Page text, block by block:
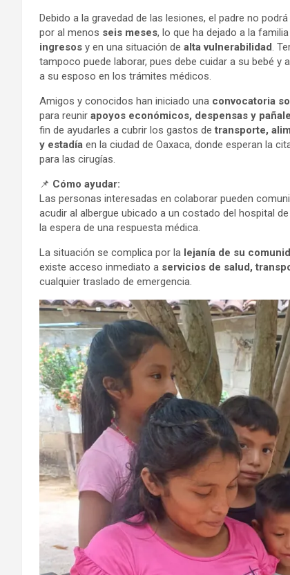
Debido a la gravedad de las lesiones, el padre no
por al menos seis meses, lo que ha dejado a la familia
ingresos y en una situación de alta vulnerabilidad.
tampoco puede laborar, pues debe cuidar a su bebé y
a su esposo en los trámites médicos.
Amigos y conocidos han iniciado una convocatoria
para reunir apoyos económicos, despensas y
fin de ayudarles a cubrir los gastos detransporte,
y estadía en la ciudad de Oaxaca, donde esperan la
para las cirugías.
📌 Cómo ayudar:
Las personas interesadas en colaborar pueden
acudir al albergue ubicado a un costado del hospital
la espera de una respuesta médica.
La situación se complica por la lejanía de su
existe acceso inmediato a servicios de salud,
cualquier traslado de emergencia.